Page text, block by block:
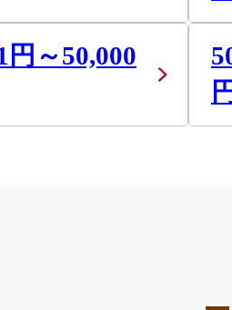
円～50,000
円